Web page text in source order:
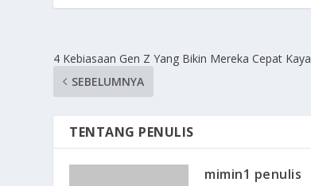
4 Kebiasaan Gen Z Yang Bikin Mereka Cepat Kaya
SEBELUMNYA
TENTANG PENULIS
mimin1 penulis